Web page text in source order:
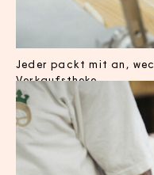
Jeder packt mit an,
Verkaufstheke.